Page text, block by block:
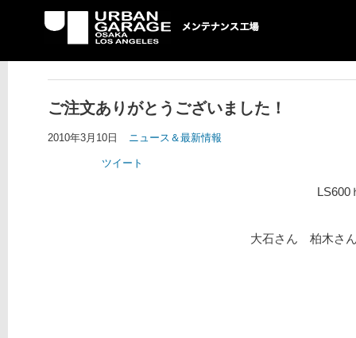
UG メンテナンス工場
ご注文ありがとうございました！
2010年3月10日 ニュース＆最新情報
ツイート
大石さん 柏木さ